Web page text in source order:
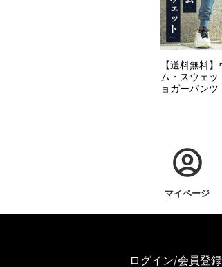
【送料無料
ム・スウェッ
ョガーパンツ
マイページ
ログイン/会員登録